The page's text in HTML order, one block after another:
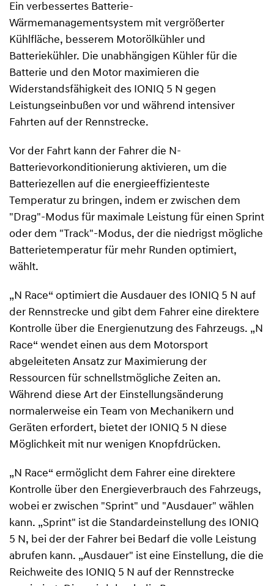
Ein verbessertes Batterie-
Wärmemanagementsystem mit vergrößerter
Kühlfläche, besserem Motorölkühler und
Batteriekühler. Die unabhängigen Kühler für die
Batterie und den Motor maximieren die
Widerstandsfähigkeit des IONIQ 5 N gegen
Leistungseinbußen vor und während intensiver
Fahrten auf der Rennstrecke.
Vor der Fahrt kann der Fahrer die N-
Batterievorkonditionierung aktivieren, um die
Batteriezellen auf die energieeffizienteste
Temperatur zu bringen, indem er zwischen dem
"Drag"-Modus für maximale Leistung für einen Sprint
oder dem "Track"-Modus, der die niedrigst mögliche
Batterietemperatur für mehr Runden optimiert,
wählt.
„N Race“ optimiert die Ausdauer des IONIQ 5 N auf
der Rennstrecke und gibt dem Fahrer eine direktere
Kontrolle über die Energienutzung des Fahrzeugs. „N
Race“ wendet einen aus dem Motorsport
abgeleiteten Ansatz zur Maximierung der
Ressourcen für schnellstmögliche Zeiten an.
Während diese Art der Einstellungsänderung
normalerweise ein Team von Mechanikern und
Geräten erfordert, bietet der IONIQ 5 N diese
Möglichkeit mit nur wenigen Knopfdrücken.
„N Race“ ermöglicht dem Fahrer eine direktere
Kontrolle über den Energieverbrauch des Fahrzeugs,
wobei er zwischen "Sprint" und "Ausdauer" wählen
kann. „Sprint" ist die Standardeinstellung des IONIQ
5 N, bei der der Fahrer bei Bedarf die volle Leistung
abrufen kann. „Ausdauer" ist eine Einstellung, die die
Reichweite des IONIQ 5 N auf der Rennstrecke